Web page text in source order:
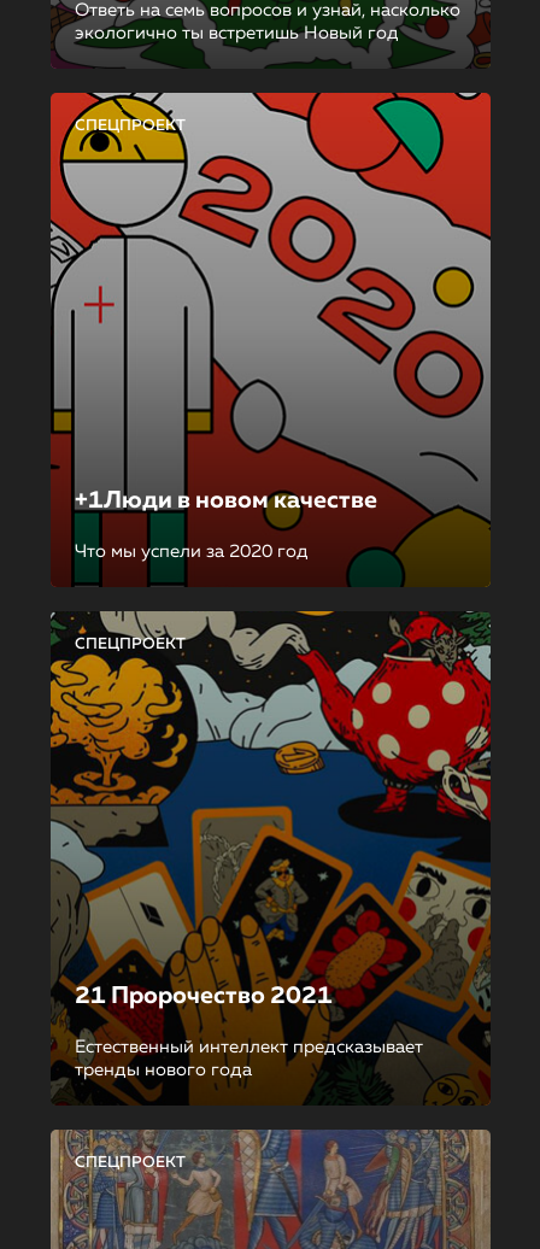
Ответь на семь вопросов и узнай, насколько
экологично ты встретишь Новый год
СПЕЦПРОЕКТ
+1Люди в новом качестве
Что мы успели за 2020 год
СПЕЦПРОЕКТ
21 Пророчество 2021
Естественный интеллект предсказывает
тренды нового года
СПЕЦПРОЕКТ